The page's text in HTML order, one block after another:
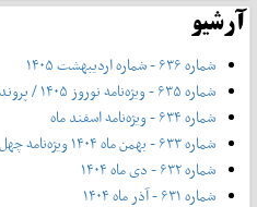
آرشیو
شماره ۶۳۶ - شماره اردیبهشت ۱۴۰۵
شماره ۶۳۵ - ویژه‌نامه نوروز ۱۴۰۵ / پرونده یک موضوع: عکاسی و نفت
شماره ۶۳۴ - ویژه‌نامه اسفند ماه
شماره ۶۳۳ - بهمن ماه ۱۴۰۴ ویژه‌نامه چهل‌ و‌ چهارمین جشنواره فیلم فجر
شماره ۶۳۲ - دی ماه ۱۴۰۴
شماره ۶۳۱ - آذر ماه ۱۴۰۴